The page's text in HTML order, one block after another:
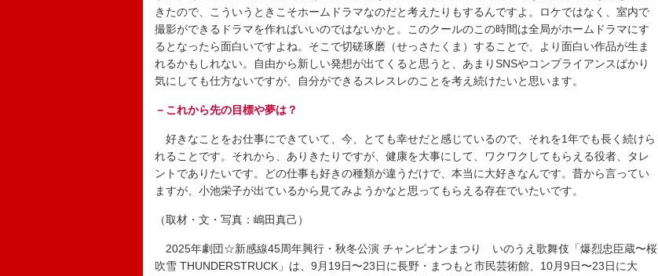
きたので、こういうときこそホームドラマなのだと考えたりもするんですよ。ロケではなく、室内で
撮影ができるドラマを作ればいいのではないかと。このクールのこの時間は全局がホームドラマにす
るとなったら面白いですよね。そこで切磋琢磨（せっさたくま）することで、より面白い作品が生ま
れるかもしれない。自由から新しい発想が出てくると思うと、あまりSNSやコンプライアンスばかり
気にしても仕方ないですが、自分ができるスレスレのことを考え続けたいと思います。
－これから先の目標や夢は？
好きなことをお仕事にできていて、今、とても幸せだと感じているので、それを1年でも長く続けら
れることです。それから、ありきたりですが、健康を大事にして、ワクワクしてもらえる役者、タレ
ントでありたいです。どの仕事も好きの種類が違うだけで、本当に大好きなんです。昔から言ってい
ますが、小池栄子が出ているから見てみようかなと思ってもらえる存在でいたいです。
（取材・文・写真：嶋田真己）
2025年劇団☆新感線45周年興行・秋冬公演 チャンピオンまつり いのうえ歌舞伎「爆烈忠臣蔵〜桜
吹雪 THUNDERSTRUCK」は、9月19日〜23日に長野・まつもと市民芸術館、10月9日〜23日に大